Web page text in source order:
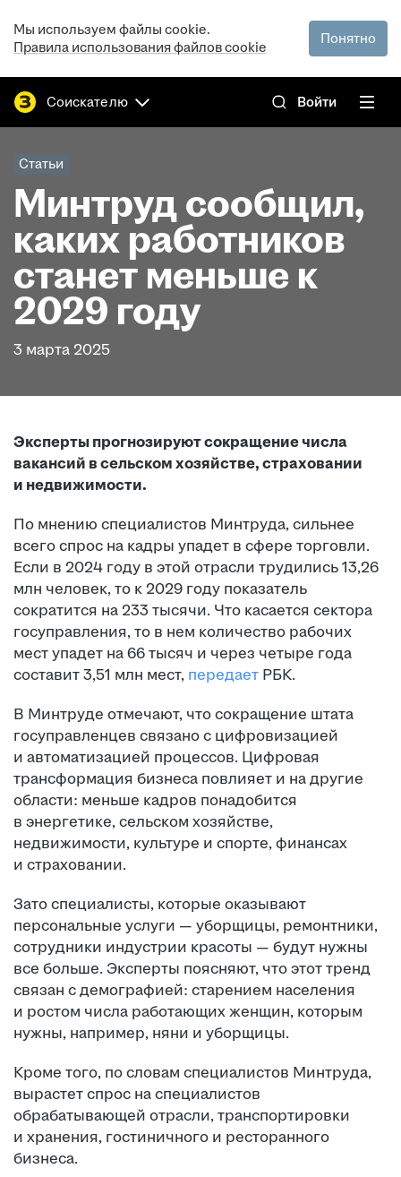
Мы используем файлы cookie.
Правила использования файлов cookie
Понятно
Соискателю Войти
Статьи
Минтруд сообщил,
каких работников
станет меньше к
2029 году
3 марта 2025
Эксперты прогнозируют сокращение числа
вакансий в сельском хозяйстве, страховании
и недвижимости.
По мнению специалистов Минтруда, сильнее
всего спрос на кадры упадет в сфере торговли.
Если в 2024 году в этой отрасли трудились 13,26
млн человек, то к 2029 году показатель
сократится на 233 тысячи. Что касается сектора
госуправления, то в нем количество рабочих
мест упадет на 66 тысяч и через четыре года
составит 3,51 млн мест, передает РБК.
В Минтруде отмечают, что сокращение штата
госуправленцев связано с цифровизацией
и автоматизацией процессов. Цифровая
трансформация бизнеса повлияет и на другие
области: меньше кадров понадобится
в энергетике, сельском хозяйстве,
недвижимости, культуре и спорте, финансах
и страховании.
Зато специалисты, которые оказывают
персональные услуги — уборщицы, ремонтники,
сотрудники индустрии красоты — будут нужны
все больше. Эксперты поясняют, что этот тренд
связан с демографией: старением населения
и ростом числа работающих женщин, которым
нужны, например, няни и уборщицы.
Кроме того, по словам специалистов Минтруда,
вырастет спрос на специалистов
обрабатывающей отрасли, транспортировки
и хранения, гостиничного и ресторанного
бизнеса.